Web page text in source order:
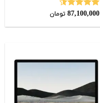
نمره4.50
87,100,000 تومان